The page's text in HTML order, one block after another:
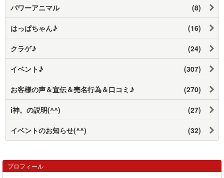
パワーアニマル (8)
はっぱちゃん♪ (16)
クラゲ♪ (24)
イベント♪ (307)
お客様の声＆宣伝＆売名行為＆口コミ♪ (270)
i神。の説明(^^) (27)
イベントのお知らせ(^^) (32)
プロフィール